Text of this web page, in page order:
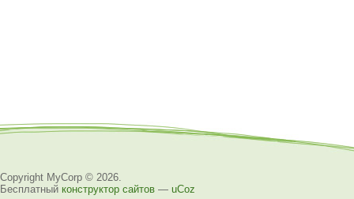
Copyright MyCorp © 2026
Бесплатный конструктор сайтов — uCoz